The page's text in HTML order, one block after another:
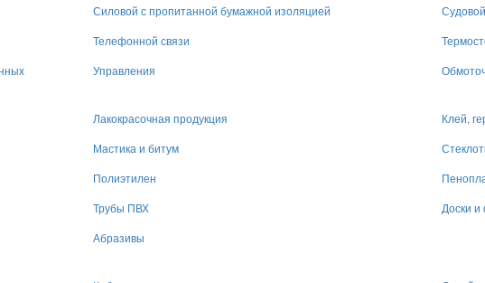
Силовой с пропитанной бумажной изоляцией
Судовой
Телефонной связи
Управления
Лакокрасочная продукция
Клей,
Мастика и битум
Полиэтилен
Трубы ПВХ
Доски
Абразивы